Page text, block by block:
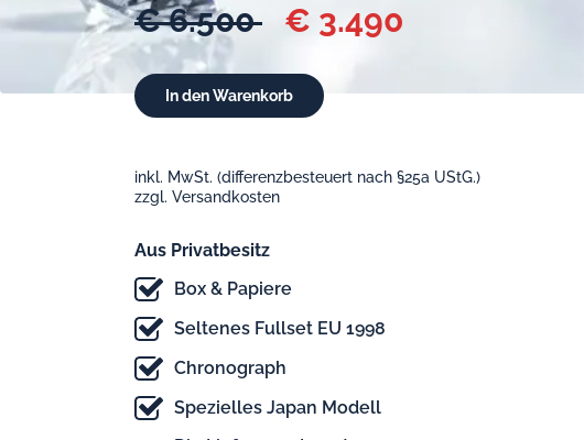
€ 6.500 € 3.490
inkl. MwSt. (differenzbesteuert nach §25a UStG.)
zzgl. Versandkosten
Aus Privatbesitz
Box & Papiere
Seltenes Fullset EU 1998
Chronograph
Spezielles Japan Modell